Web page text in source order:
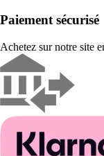
Paiement sécurisé
Achetez sur notre site